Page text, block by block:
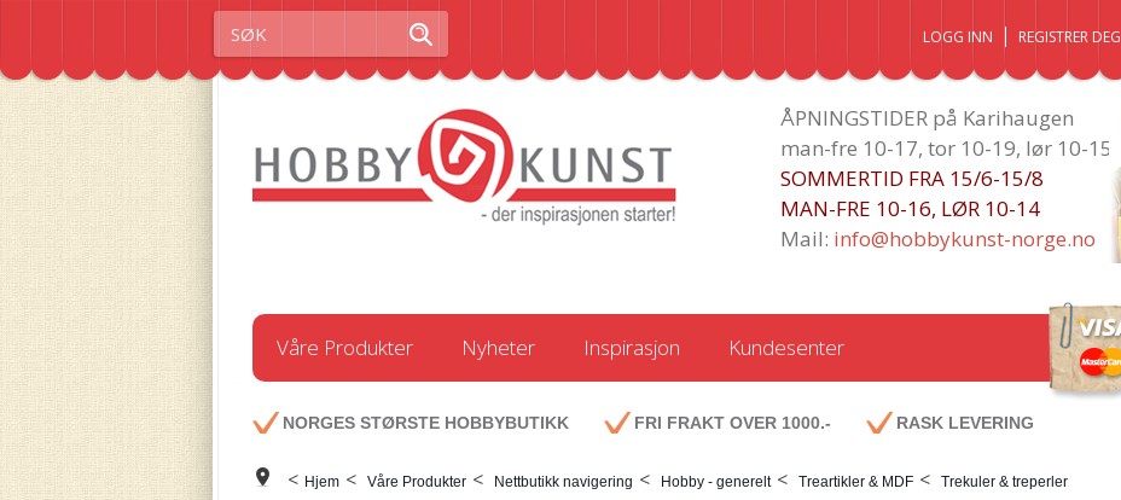
LOGG INN REGISTRER DEG
ÅPNINGSTIDER på Karihaugen
man-fre 10-17, tor 10-19, lør 10-15
SOMMERTID FRA 15/6-15/8
MAN-FRE 10-16, LØR 10-14
Mail: info@hobbykunst-norge.no
Våre Produkter Nyheter Inspirasjon Kundesenter
NORGES STØRSTE HOBBYBUTIKK FRI FRAKT OVER 1000.- RASK LEVERING
< Hjem < Våre Produkter < Nettbutikk navigering < Hobby - generelt < Treartikler & MDF < Trekuler & treperler